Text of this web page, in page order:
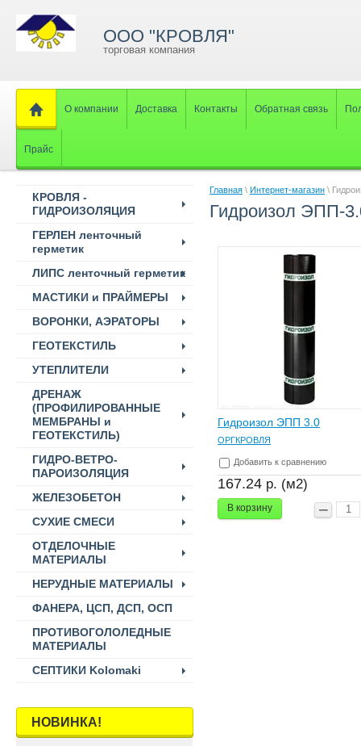
ООО "КРОВЛЯ"
торговая компания
О компании Доставка Контакты Обратная связь
Прайс
КРОВЛЯ -
ГИДРОИЗОЛЯЦИЯ
ГЕРЛЕН ленточный
герметик
ЛИПС ленточный герметик
МАСТИКИ и ПРАЙМЕРЫ
ВОРОНКИ, АЭРАТОРЫ
ГЕОТЕКСТИЛЬ
УТЕПЛИТЕЛИ
ДРЕНАЖ
(ПРОФИЛИРОВАННЫЕ
МЕМБРАНЫ и
ГЕОТЕКСТИЛЬ)
ГИДРО-ВЕТРО-
ПАРОИЗОЛЯЦИЯ
ЖЕЛЕЗОБЕТОН
СУХИЕ СМЕСИ
ОТДЕЛОЧНЫЕ
МАТЕРИАЛЫ
НЕРУДНЫЕ МАТЕРИАЛЫ
ФАНЕРА, ЦСП, ДСП, ОСП
ПРОТИВОГОЛОЛЕДНЫЕ
МАТЕРИАЛЫ
СЕПТИКИ Kolomaki
НОВИНКА!
Главная \ Интернет-магазин \
Гидроизол ЭПП-
Гидроизол ЭПП 3.0
ОРГКРОВЛЯ
Добавить к сравнению
167.24 р. (м2)
В корзину